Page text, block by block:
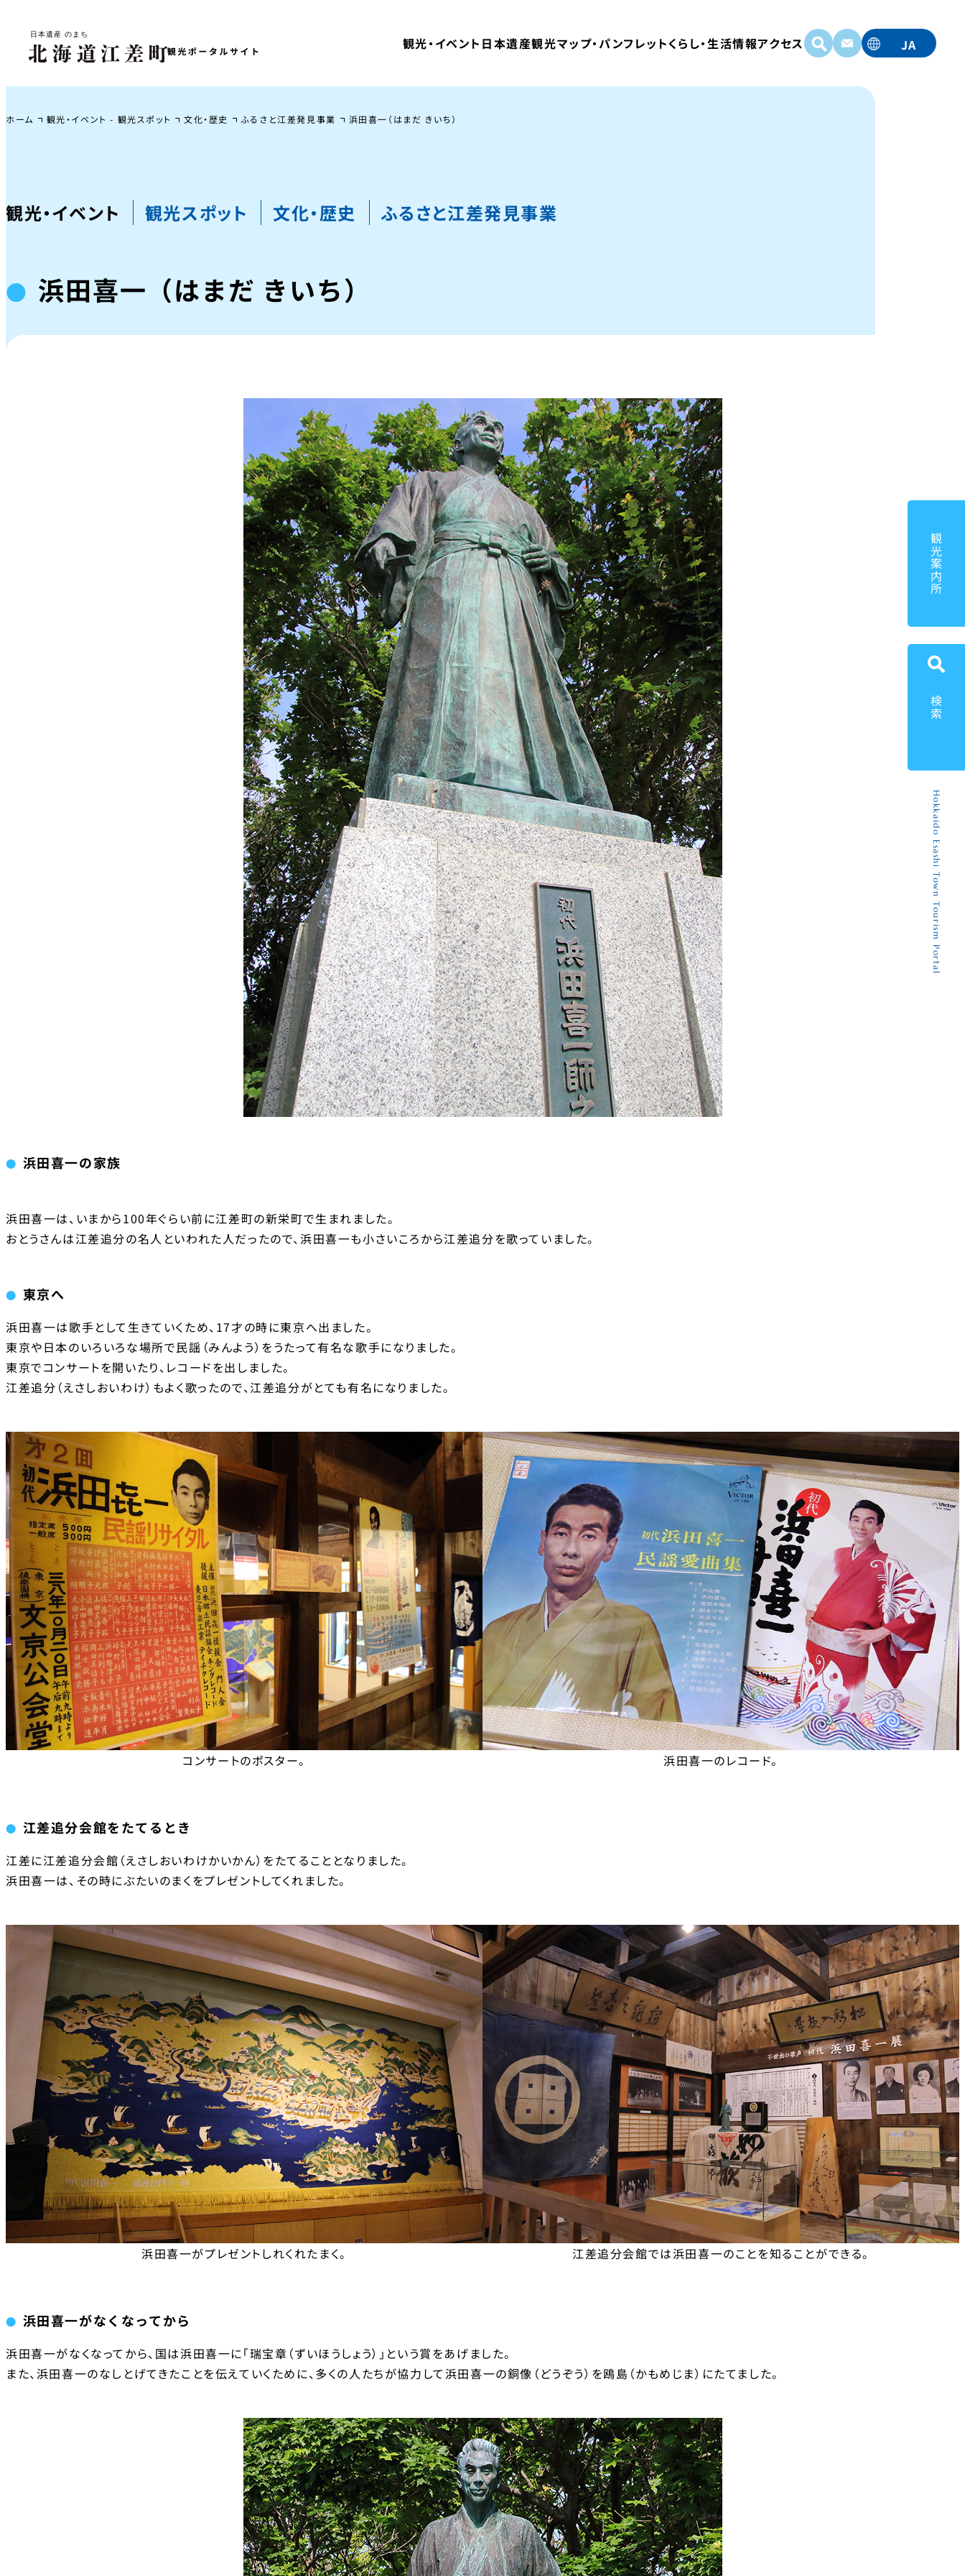
観光・イベント 日本遺産観光マップ・パンフレットくらし・生活情報アクセス
JA
観光案内所
検索
Hokkaido Esashi Town Tourism Portal
ホーム 観光・イベント - 観光スポット 文化・歴史 ふるさと江差発見事業 浜田喜一（はまだ きいち）
観光・イベント 観光スポット 文化・歴史 ふるさと江差発見事業
浜田喜一（はまだ きいち）
浜田喜一の家族
浜田喜一は、いまから100年ぐらい前に江差町の新栄町で生まれました。
おとうさんは江差追分の名人といわれた人だったので、浜田喜一も小さいころから江差追分を歌っていました。
東京へ
浜田喜一は歌手として生きていくため、17才の時に東京へ出ました。
東京や日本のいろいろな場所で民謡（みんよう）をうたって有名な歌手になりました。
東京でコンサートを開いたり、レコードを出しました。
江差追分（えさしおいわけ）もよく歌ったので、江差追分がとても有名になりました。
コンサートのポスター。 浜田喜一のレコード。
江差追分会館をたてるとき
江差に江差追分会館（えさしおいわけかいかん）をたてることとなりました。
浜田喜一は、その時にぶたいのまくをプレゼントしてくれました。
浜田喜一がプレゼントしれくれたまく。 江差追分会館では浜田喜一のことを知ることができる。
浜田喜一がなくなってから
浜田喜一がなくなってから、国は浜田喜一に「瑞宝章（ずいほうしょう）」という賞をあげました。
また、浜田喜一のなしとげてきたことを伝えていくために、多くの人たちが協力して浜田喜一の銅像（どうぞう）を鴎島（かもめじま）にたてました。